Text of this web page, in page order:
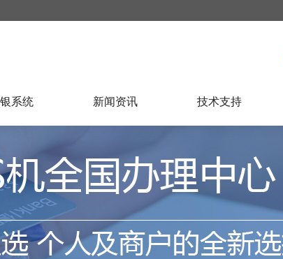
系统 新闻资讯 技术支持